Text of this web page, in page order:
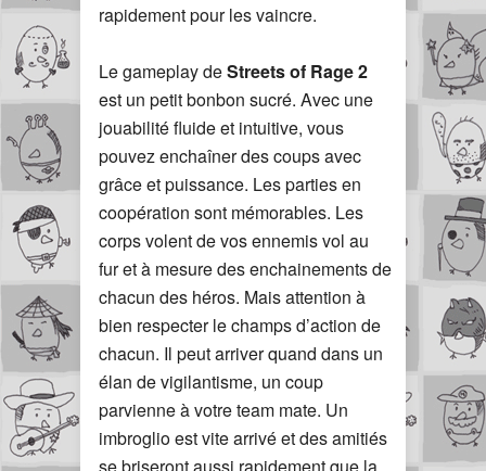
rapidement pour les vaincre.
Le gameplay deStreets of Rage 2
est un petit bonbon sucré. Avec une
jouabilité fluide et intuitive, vous
pouvez enchaîner des coups avec
grâce et puissance. Les parties en
coopération sont mémorables. Les
corps volent de vos ennemis vol au
fur et à mesure des enchainements de
chacun des héros. Mais attention à
bien respecter le champs d’action de
chacun. Il peut arriver quand dans un
élan de vigilantisme, un coup
parvienne à votre team mate. Un
imbroglio est vite arrivé et des amitiés
se briseront aussi rapidement que la